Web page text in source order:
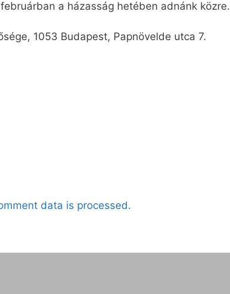
a házasság hetében adnánk közre.
1053 Budapest, Papnövelde utca 7.
data is processed.